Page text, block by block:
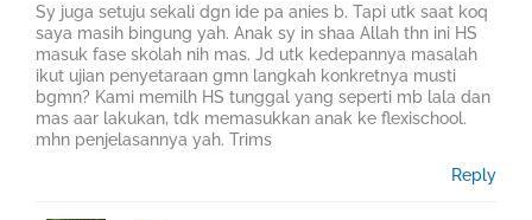
Sy juga setuju sekali dgn ide pa anies b. Tapi utk saat koq
saya masih bingung yah. Anak sy in shaa Allah thn ini HS
masuk fase skolah nih mas. Jd utk kedepannya masalah
ikut ujian penyetaraan gmn langkah konkretnya musti
bgmn? Kami memilh HS tunggal yang seperti mb lala dan
mas aar lakukan, tdk memasukkan anak ke flexischool.
mhn penjelasannya yah. Trims
Reply